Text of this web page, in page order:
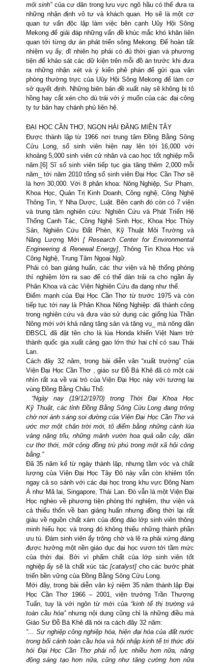
môi sinh”của cư dân trong lưu vực ngõ hầu có thể đưa ra
những nhận định vô tư và khách quan. Họ sẽ là một cơ
quan tư vấn độc lập làm việc bên cạnh Uûy Hội Sông
Mekong để giải đáp những vấn đề khúc mắc khó khăn liên
quan tới từng dự án phát triển sông Mekong. Để hoàn tất
nhiệm vụ ấy, dĩ nhiên họ phải có đủ thời gian và phương
tiện để khảo sát các dữ kiện trên mỗi đồ án trước khi đưa
ra những nhận xét và ý kiến phê phán để gửi qua văn
phòng thường trực của Uûy Hội Sông Mekong để làm cơ
sở quyết định. Những biên bản đề xuất này sẽ không bị tô
hồng hay cắt xén cho dù trái với ý muốn của các đại công
ty tư bản hay chánh phủ liên hệ.
ĐẠI HỌC CẦN THƠ, NGỌN HẢI ĐĂNG MIỀN TÂY
Được thành lập từ 1966 nơi trung tâm Đồng Bằng Sông
Cửu Long, số sinh viên hiện nay lên tới 16,000 với
khoảng 5,000 sinh viên cử nhân và cao học tốt nghiệp mỗi
năm.[6] Sĩ số sinh viên tiếp tục gia tăng thêm 2,000 mỗi
năm_ tới năm 2010 tổng số sinh viên Đại Học Cần Thơ sẽ
là hơn 30,000. Với 8 phân khoa: Nông Nghiệp, Sư Phạm,
Khoa Học, Quản Trị Kinh Doanh, Công nghệ, Công Nghệ
Thông Tin, Y Nha Dược, Luật. Bên cạnh đó còn có 7 viện
và trung tâm nghiên cứu: Nghiên Cứu và Phát Triển Hệ
Thống Canh Tác, Công Nghệ Sinh Học, Khoa Học Thủy
Sản, Nghiên Cứu Đất Phèn, Kỹ Thuật Môi Trường và
Năng Lượng Mới [ Research Center for Environmental
Engineering & Renewal Energy] , Thông Tin Khoa Học và
Công Nghệ, Trung Tâm Ngoại Ngữ.
Phải có ban giảng huấn, các thư viện và hệ thống phòng
thí nghiệm lớn ra sao để có thể dàn trải ra cho ngần ấy
Phân Khoa và các Viện Nghiên Cứu đa dạng như thế.
Điểm mạnh của Đại Học Cần Thơ từ trước 1975 và còn
tiếp tục tới nay là Phân Khoa Nông Nghiệp: đã thành công
trong nghiên cứu và đưa vào sử dụng các giống lúa Thần
Nông mới với khả năng tăng sản và tăng vụ_ mà nông dân
ĐBSCL đã đặt tên cho là lúa Honda khiến Việt Nam trở
thành quốc gia xuất cảng gạo lớn thứ hai chỉ có sau Thái
Lan.
Cách đây 32 năm, trong bài diễn văn “xuất trường” của
Viện Đại Học Cần Thơ , giáo sư Đỗ Bá Khê đã có một cái
nhìn rất xa về vai trò của Viện Đại Học này với tương lai
vùng Đồng Bằng Châu Thổ:
“Ngày nay (19/12/1970)
trong Thời Đại Khoa Học
Kỹ Thuật, các tỉnh Đồng Bằng Sông Cửu Long đang trông
chờ nơi ánh sáng soi đường của Viện Đại Học Cần Thơ và
ước mơ một chân trời mới, tô điểm bằng những cành lúa
vàng nặng trĩu, những mảnh vườn hoa quả oằn cây, dân
cư thơ thới, một cộng đồng trù phú trong một xã hội công
bằng.”
Đã 35 năm kể từ ngày thành lập, nhưng tầm vóc và chất
lượng của Viện Đại Học Tây Đô này vẫn còn khiêm tốn
ngay cả so sánh với các đại học trong khu vực Đông Nam
Á như Mã lai, Singapore, Thái Lan. Đó vẫn là một Viện Đại
Học nghèo về phương tiện phòng thí nghiệm, thư viện và
cả thiếu thốn về ban giảng huấn nhưng đồng thời lại rất
giàu về nguồn chất xám của đông đảo lớp sinh viên thông
minh hiếu học và trong đó không thiếu những thành phần
ưu tú. Đám sinh viên ấy trông chờ và lẽ ra phải xứng đáng
được hưởng một nền giáo dục đại học vươn tới tầm mức
của thời đại. Bởi vì phẩm chất của lớp sinh viên tốt
nghiệp ấy sẽ là chất xúc tác[catalyst] cho các bước phát
triển bền vững của Đồng Bằng Sông Cửu Long.
Mới đây, trong bài diễn văn kỷ niệm 35 năm thành lập Đại
Học Cần Thơ 1966 – 2001, viện trưởng Trần Thượng
Tuấn, tuy là với ngôn từ mới của “kinh tế thị trường và
toàn cầu hóa”nhưng nội dung cũng chỉ là những điều mà
Giáo Sư Đỗ Bá Khê đã nói ra cách đây 32 năm:
“… Sự nghiệp công nghiệp hóa, hiện đại hóa của đất nước
trong bối cảnh toàn cầu hóa và hội nhập kinh tế tri thức đòi
hỏi Đại Học Cần Thơ phải nỗ lực nhiều hơn nữa, năng
động sáng tạo hơn nữa, cũng như tăng cường hơn nữa